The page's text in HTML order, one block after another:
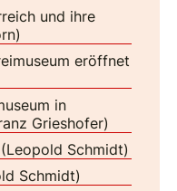
und ihre
eröffnet
in
Grieshofer)
Schmidt)
Schmidt)